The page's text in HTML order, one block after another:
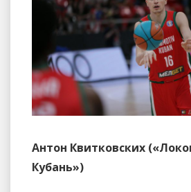
Антон Квитковских
Кубань»)